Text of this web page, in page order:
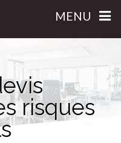
MENU
risques